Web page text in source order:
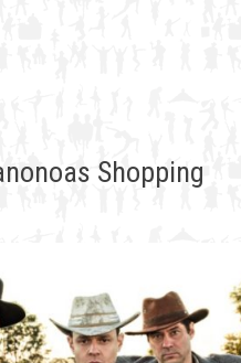
Shopping